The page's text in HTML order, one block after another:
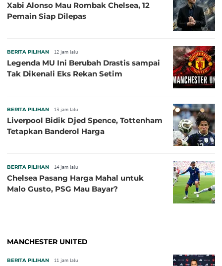
Xabi Alonso Mau Rombak Chelsea, 12
Pemain Siap Dilepas
BERITA PILIHAN 12 jam lalu
Legenda MU Ini Berubah Drastis sampai
Tak Dikenali Eks Rekan Setim
BERITA PILIHAN 13 jam lalu
Liverpool Bidik Djed Spence, Tottenham
Tetapkan Banderol Harga
BERITA PILIHAN 14 jam lalu
Chelsea Pasang Harga Mahal untuk
Malo Gusto, PSG Mau Bayar?
MANCHESTER UNITED
BERITA PILIHAN 11 jam lalu